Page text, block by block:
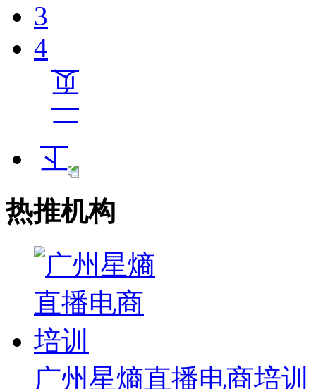
3
4
热推机构
广州星熵直播电商培训